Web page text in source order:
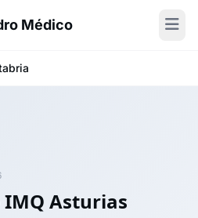
Médico
Asturias